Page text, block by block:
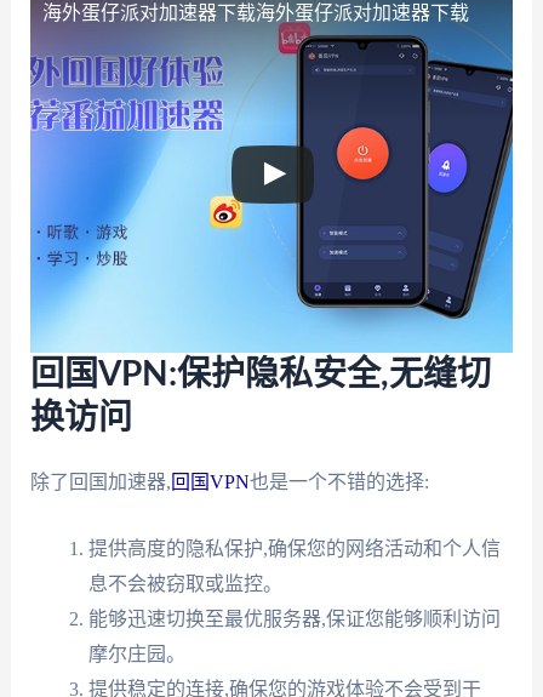
海外蛋仔派对加速器下载海外蛋仔派对加速器下载
回国VPN:保护隐私安全,无缝切
换访问
除了回国加速器,回国VPN也是一个不错的选择:
提供高度的隐私保护,确保您的网络活动和个人信
息不会被窃取或监控。
能够迅速切换至最优服务器,保证您能够顺利访问
摩尔庄园。
提供稳定的连接,确保您的游戏体验不会受到干